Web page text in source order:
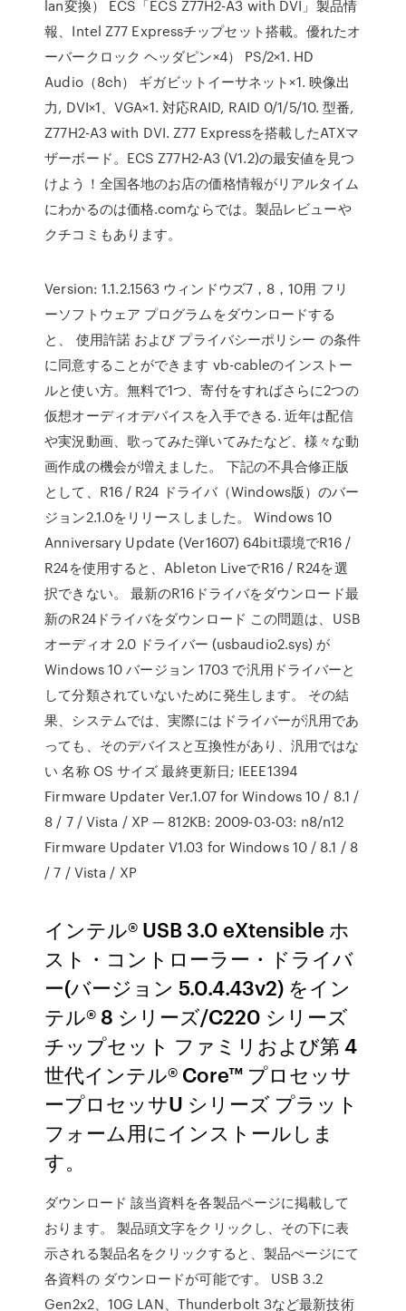
lan変換） ECS「ECS Z77H2-A3 with DVI」製品情
報、Intel Z77 Expressチップセット搭載。優れたオ
ーバークロック ヘッダピン×4） PS/2×1. HD
Audio（8ch） ギガビットイーサネット×1. 映像出
力, DVI×1、VGA×1. 対応RAID, RAID 0/1/5/10. 型番,
Z77H2-A3 with DVI. Z77 Expressを搭載したATXマ
ザーボード。ECS Z77H2-A3 (V1.2)の最安値を見つ
けよう！全国各地のお店の価格情報がリアルタイム
にわかるのは価格.comならでは。製品レビューや
クチコミもあります。
Version: 1.1.2.1563 ウィンドウズ7，8，10用 フリ
ーソフトウェア プログラムをダウンロードする
と、 使用許諾 および プライバシーポリシー の条件
に同意することができます vb-cableのインストー
ルと使い方。無料で1つ、寄付をすればさらに2つの
仮想オーディオデバイスを入手できる. 近年は配信
や実況動画、歌ってみた弾いてみたなど、様々な動
画作成の機会が増えました。 下記の不具合修正版
として、R16 / R24 ドライバ（Windows版）のバー
ジョン2.1.0をリリースしました。 Windows 10
Anniversary Update (Ver1607) 64bit環境でR16 /
R24を使用すると、Ableton LiveでR16 / R24を選
択できない。 最新のR16ドライバをダウンロード最
新のR24ドライバをダウンロード この問題は、USB
オーディオ 2.0 ドライバー (usbaudio2.sys) が
Windows 10 バージョン 1703 で汎用ドライバーと
して分類されていないために発生します。 その結
果、システムでは、実際にはドライバーが汎用であ
っても、そのデバイスと互換性があり、汎用ではな
い 名称 OS サイズ 最終更新日; IEEE1394
Firmware Updater Ver.1.07 for Windows 10 / 8.1 /
8 / 7 / Vista / XP — 812KB: 2009-03-03: n8/n12
Firmware Updater V1.03 for Windows 10 / 8.1 / 8
/ 7 / Vista / XP
インテル® USB 3.0 eXtensible ホ
スト・コントローラー・ドライバ
ー(バージョン 5.0.4.43v2) をイン
テル® 8 シリーズ/C220 シリーズ
チップセット ファミリおよび第 4
世代インテル® Core™ プロセッサ
ープロセッサU シリーズ プラット
フォーム用にインストールしま
す。
ダウンロード 該当資料を各製品ページに掲載して
おります。 製品頭文字をクリックし、その下に表
示される製品名をクリックすると、製品ぺージにて
各資料の ダウンロードが可能です。 USB 3.2
Gen2x2、10G LAN、Thunderbolt 3など最新技術